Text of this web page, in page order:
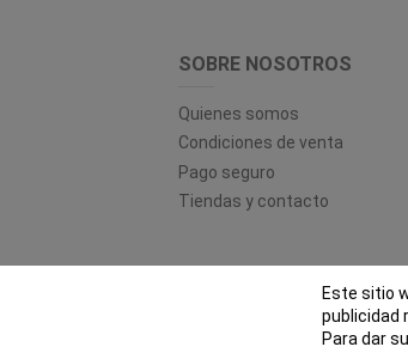
SOBRE NOSOTROS
Quienes somos
Condiciones de venta
Pago seguro
Tiendas y contacto
Este sitio
publicidad
Para dar